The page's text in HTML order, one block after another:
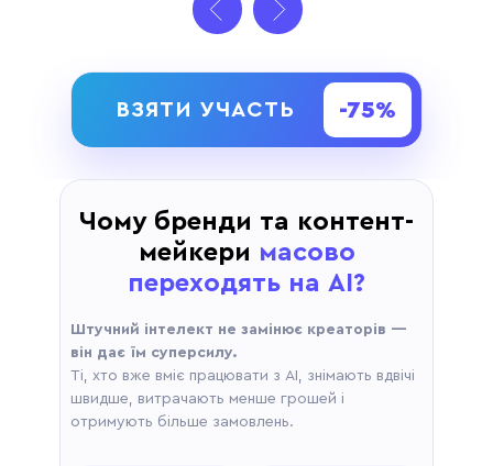
ВЗЯТИ УЧАСТЬ -75%
Чому бренди та контент-
мейкери масово
переходять на AI?
Штучний інтелект не замінює креаторів —
він дає їм суперсилу.
Ті, хто вже вміє працювати з AI, знімають вдвічі
швидше, витрачають менше грошей і
отримують більше замовлень.